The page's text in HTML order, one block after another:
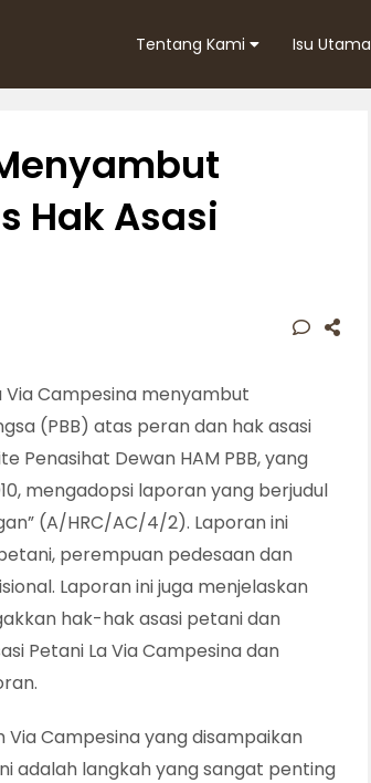
Tentang Kami Isu Utama
Hak Asasi
Via Campesina menyambut
(PBB) atas peran dan hak asasi
Penasihat Dewan HAM PBB, yang
mengadopsi laporan yang berjudul
(A/HRC/AC/4/2). Laporan ini
perempuan pedesaan dan
Laporan ini juga menjelaskan
hak-hak asasi petani dan
Petani La Via Campesina dan
Campesina yang disampaikan
adalah langkah yang sangat penting